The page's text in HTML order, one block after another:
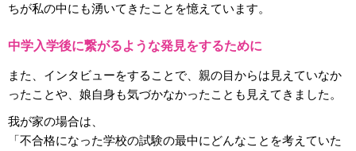
ちが私の中にも湧いてきたことを憶えています。
中学入学後に繋がるような発見をするために
また、インタビューをすることで、親の目からは見えていなか
ったことや、娘自身も気づかなかったことも見えてきました。
我が家の場合は、
「不合格になった学校の試験の最中にどんなことを考えていた